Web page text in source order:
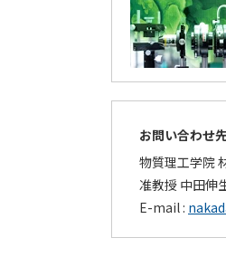
お問い合わせ
物質理工学院
准教授 中田伸
E-mail :